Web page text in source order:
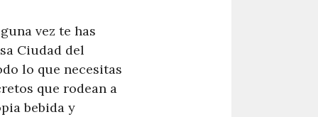
vez te has
Ciudad del
lo que necesitas
que rodean a
bebida y